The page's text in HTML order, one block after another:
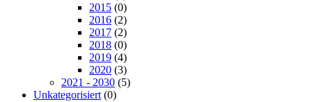
2015 (0)
2016 (2)
2017 (2)
2018 (0)
2019 (4)
2020 (3)
2021 - 2030 (5)
Unkategorisiert (0)